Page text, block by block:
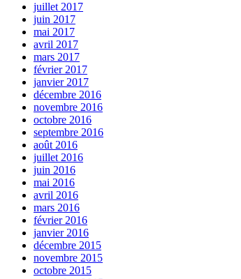
juillet 2017
juin 2017
mai 2017
avril 2017
mars 2017
février 2017
janvier 2017
décembre 2016
novembre 2016
octobre 2016
septembre 2016
août 2016
juillet 2016
juin 2016
mai 2016
avril 2016
mars 2016
février 2016
janvier 2016
décembre 2015
novembre 2015
octobre 2015